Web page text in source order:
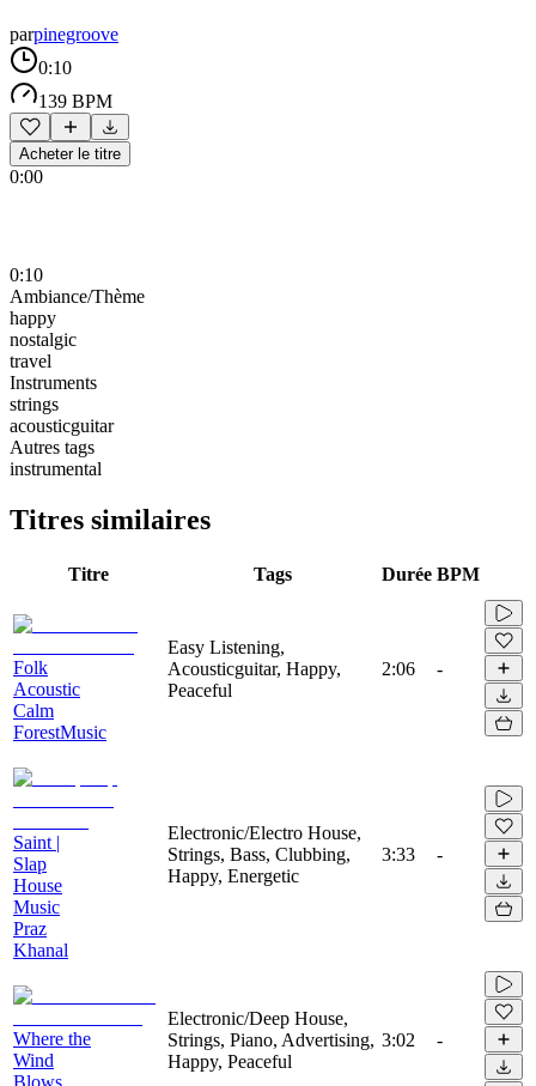
parpinegroove
0:10
139 BPM
Acheter le titre
0:00
0:10
Ambiance/Thème
happy
nostalgic
travel
Instruments
strings
acousticguitar
Autres tags
instrumental
Titres similaires
Titre Tags Durée BPM
Folk
Acoustic
Calm
ForestMusic
Easy Listening,
Acousticguitar, Happy,
Peaceful
2:06 -
Saint |
Slap
House
Music
Praz
Khanal
Electronic/Electro House,
Strings, Bass, Clubbing,
Happy, Energetic
3:33 -
Where the
Wind
Blows
Electronic/Deep House,
Strings, Piano, Advertising,
Happy, Peaceful
3:02 -